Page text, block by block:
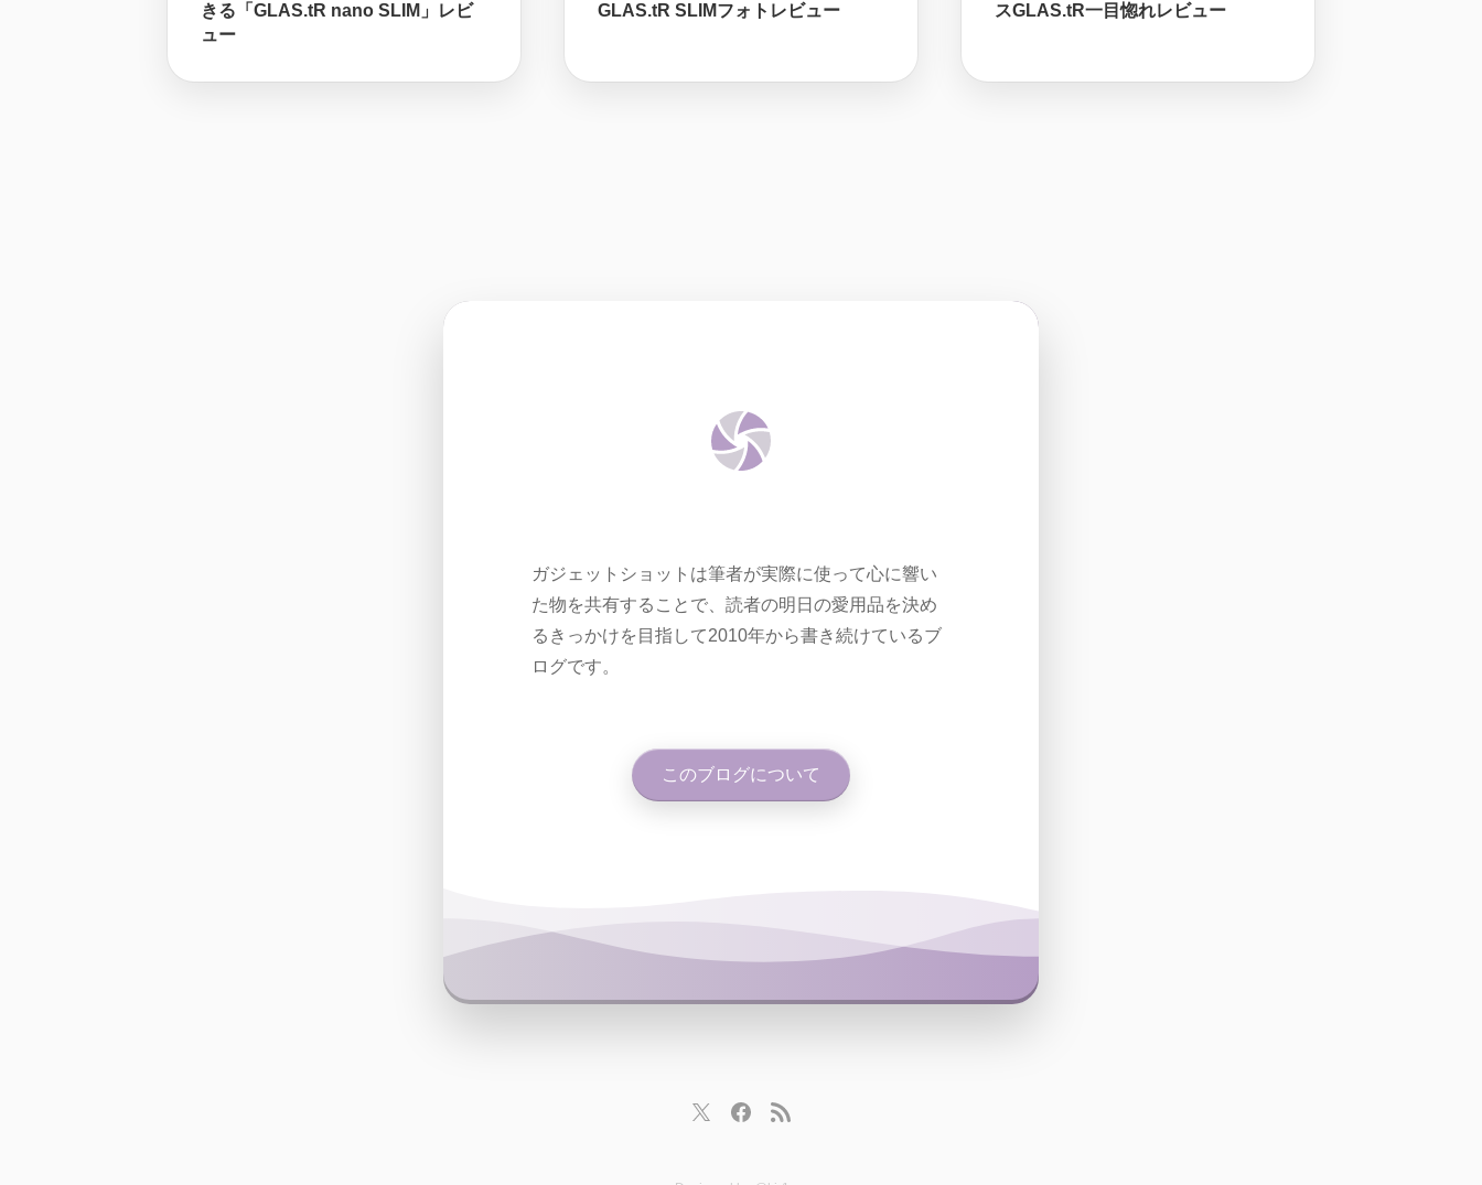
きる「GLAS.tR nano SLIM」レビ
ュー
GLAS.tR SLIMフォトレビュー
スGLAS.tR一目惚れレビュー
ガジェットショットは筆者が実際に使って心に響い
た物を共有することで、読者の明日の愛用品を決め
るきっかけを目指して2010年から書き続けているブ
ログです。
このブログについて